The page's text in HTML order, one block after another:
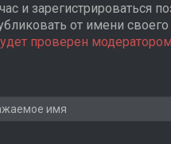
и зарегистрироваться
от имени своего
проверен